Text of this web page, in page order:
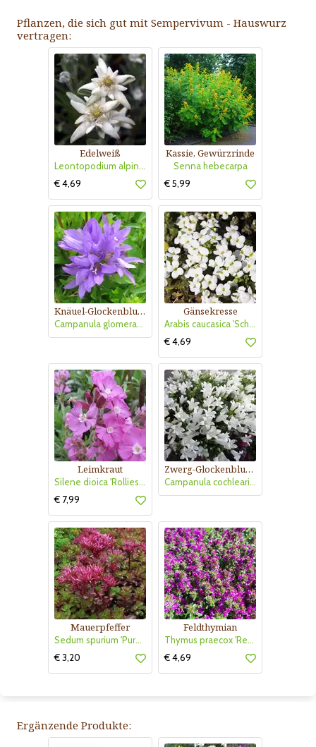
Pflanzen, die sich gut mit Sempervivum - Hauswurz
vertragen:
Edelweiß
Leontopodium alpinum
€ 4,69
Kassie, Gewürzrinde
Senna hebecarpa
€ 5,99
Knäuel-Glockenblume
Campanula glomerata 'Acaulis'
Gänsekresse
Arabis caucasica 'Schneehaube'
€ 4,69
Leimkraut
Silene dioica 'Rollies Favorite'
€ 7,99
Zwerg-Glockenblume
Campanula cochleariifolia 'Bavaria White'
Mauerpfeffer
Sedum spurium 'Purpurteppich'
€ 3,20
Feldthymian
Thymus praecox 'Red Carpet'
€ 4,69
Ergänzende Produkte: